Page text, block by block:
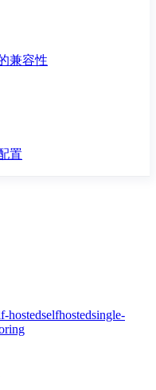
兼容性
置
hostedselfhostedsingle-